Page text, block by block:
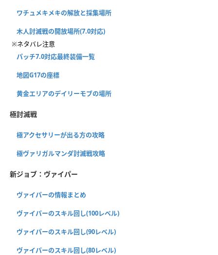
ワチュメキメキの解放と採集場所
木人討滅戦の開放場所(7.0対応)
※ネタバレ注意
パッチ7.0対応最終装備一覧
地図G17の座標
黄金エリアのデイリーモブの場所
極討滅戦
極アクセサリーが出る方の攻略
極ヴァリガルマンダ討滅戦攻略
新ジョブ：ヴァイパー
ヴァイパーの情報まとめ
ヴァイパーのスキル回し(100レベル)
ヴァイパーのスキル回し(90レベル)
ヴァイパーのスキル回し(80レベル)